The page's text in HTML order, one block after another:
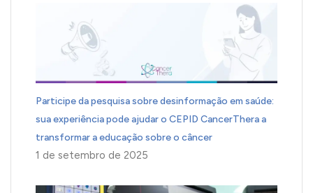
Participe da pesquisa sobre desinformação em saúde:
sua experiência pode ajudar o CEPID CancerThera a
transformar a educação sobre o câncer
1 de setembro de 2025